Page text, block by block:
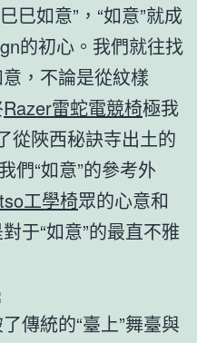
巳如意”，“如意”就成
的初心。我們就往找
，不論是從紋樣
Razer雷蛇電競椅極我
從陜西秘訣寺出土的
們“如意”的參考外
工學椅眾的心意和
于“如意”的最直不雅
傳統的“臺上”舞臺與